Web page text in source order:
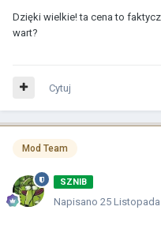
Dzięki wielkie! ta cena to
wart?
Cytuj
Mod Team
SZNIB
Napisano 25